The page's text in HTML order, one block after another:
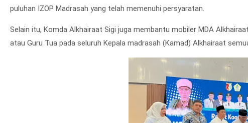
puluhan IZOP Madrasah yang telah memenuhi persyaratan.
Selain itu, Komda Alkhairaat Sigi juga membantu mobiler MDA
atau Guru Tua pada seluruh Kepala madrasah (Kamad) Alkhairaat